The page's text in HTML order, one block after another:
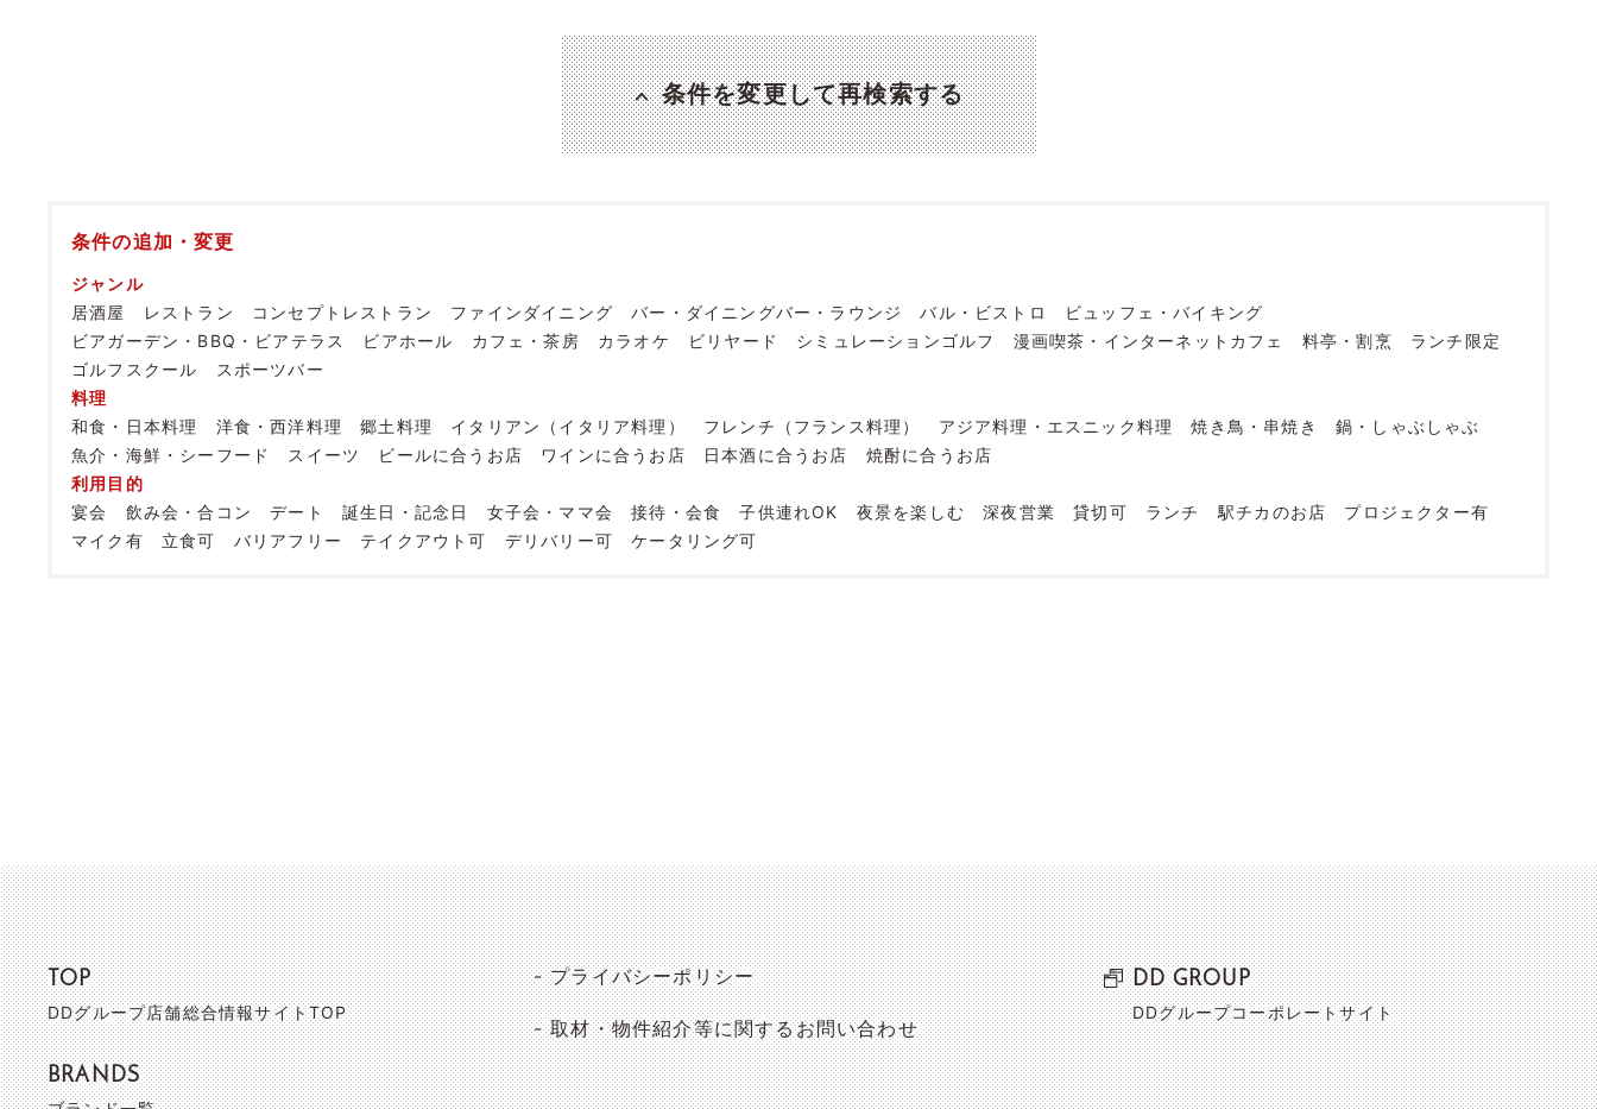
条件を変更して再検索する
条件の追加・変更
ジャンル
居酒屋
レストラン コンセプトレストラン ファインダイニング バー・ダイニングバー・ラウンジ バル・ビストロ
ビュッフェ・バイキング
ビアガーデン・BBQ・ビアテラス
ビアホール カフェ・茶房 カラオケ ビリヤード シミュレーションゴルフ 漫画喫茶・インターネットカフェ 料亭・割烹
ランチ限定
ゴルフスクール
スポーツバー
料理
和食・日本料理
洋食・西洋料理 郷土料理 イタリアン（イタリア料理） フレンチ（フランス料理） アジア料理・エスニック料理 焼き鳥・串焼き
鍋・しゃぶしゃぶ
魚介・海鮮・シーフード
スイーツ ビールに合うお店 ワインに合うお店 日本酒に合うお店
焼酎に合うお店
利用目的
宴会
飲み会・合コン デート 誕生日・記念日 女子会・ママ会 接待・会食 子供連れOK 夜景を楽しむ 深夜営業 貸切可 ランチ 駅チカのお店
プロジェクター有
マイク有
立食可 バリアフリー テイクアウト可 デリバリー可 ケータリング可
TOP
DDグループ店舗総合情報サイトTOP
BRANDS
プライバシーポリシー
取材・物件紹介等に関するお問い合わせ
DD GROUP
DDグループコーポレートサイト